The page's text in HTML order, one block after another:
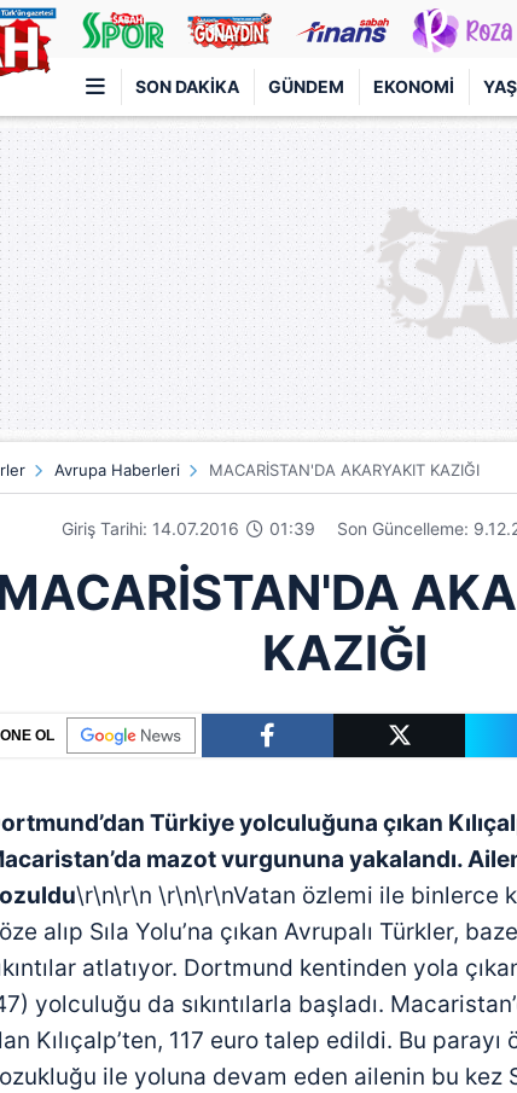
SON DAKIKA GÜNDEM EKONOMI
en iyi haber sitesi
Avrupa Haberleri MACARİSTAN'DA AKARYAKIT KAZIĞI
Giriş Tarihi: 14.07.2016 01:39 Son Güncelleme:
KAZIĞI
OL
Türkiye yolculuğuna çıkan
mazot vurgununa yakalandı.
\r\n\r\n \r\n\r\nVatan özlemi ile binlerce
alıp Sıla Yolu’na çıkan Avrupalı Türkler,
atlatıyor. Dortmund kentinden yola
yolculuğu da sıkıntılarla başladı.
Kılıçalp’ten, 117 euro talep edildi. Bu parayı
ile yoluna devam eden ailenin bu kez